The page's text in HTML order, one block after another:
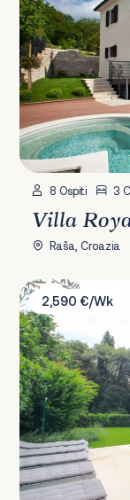
8 Ospiti 3
Villa
Raša, Croazia
Villa Terra Rossa
2,590 €/Wk